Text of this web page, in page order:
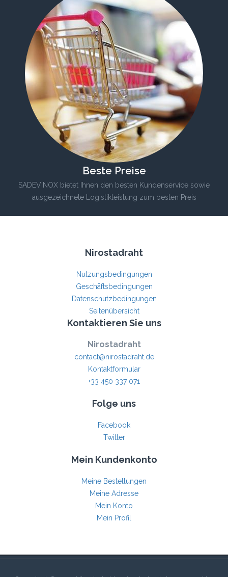
Beste Preise
SADEVINOX bietet Ihnen den besten Kundenservice sowie
ausgezeichnete Logistikleistung zum besten Preis
Nirostadraht
Nutzungsbedingungen
Geschäftsbedingungen
Datenschutzbedingungen
Seitenübersicht
Kontaktieren Sie uns
Nirostadraht
contact@nirostadraht.de
Kontaktformular
+33 450 337 071
Folge uns
Facebook
Twitter
Mein Kundenkonto
Meine Bestellungen
Meine Adresse
Mein Konto
Mein Profil